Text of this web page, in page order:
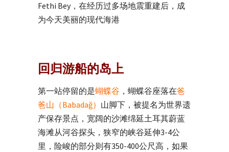
Fethi Bey，在经历过多场地震重建后，成
为今天美丽的现代海港
回归游船的岛上
第一站停留的是蝴蝶谷 ，蝴蝶谷座落在爸
爸山（Babadağ） 山脚下，被提名为世界遗
产保存景点，宽阔的沙滩绵延土耳其蔚蓝
海滩从河谷探头，狭窄的峡谷延伸3-4公
里，险峻的部分则有350-400公尺高，如果